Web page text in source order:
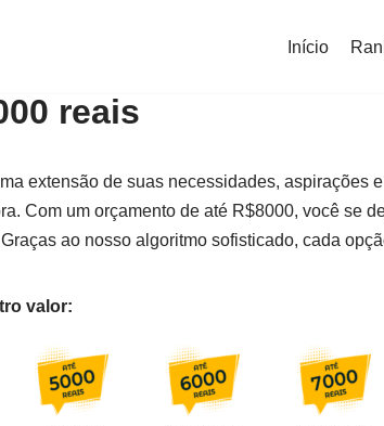
Início
reais
extensão de suas necessidades, aspirações
Com um orçamento de até R$8000, você se
ao nosso algoritmo sofisticado, cada
valor: